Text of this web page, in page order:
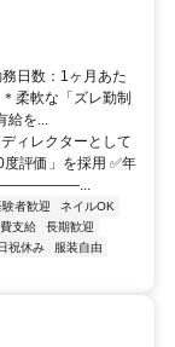
日数：1ヶ月あた
柔軟な「ズレ勤制
給を...
ィレクターとして
評価」を採用 ✅年
験者歓迎
ネイルOK
支給
長期歓迎
祝休み
服装自由